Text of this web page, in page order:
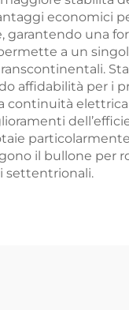
economici
garantendo una
a un
affidabilità per i
elettrica
il bullone per
settentrionali.